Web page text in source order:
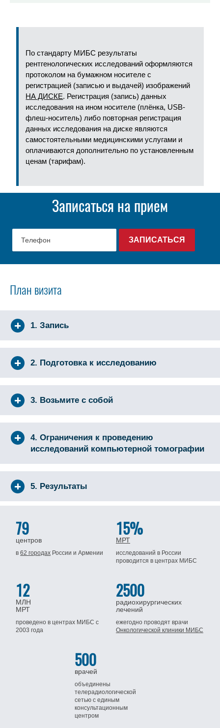
По стандарту МИБС результаты
рентгенологических исследований оформляются
протоколом на бумажном носителе с
регистрацией (записью и выдачей) изображений
НА ДИСКЕ. Регистрация (запись) данных
исследования на ином носителе (плёнка, USB-
флеш-носитель) либо повторная регистрация
данных исследования на диске являются
самостоятельными медицинскими услугами и
оплачиваются дополнительно по установленным
ценам (тарифам).
Записаться на прием
План визита
1. Запись
2. Подготовка к исследованию
3. Возьмите с собой
4. Ограничения к проведению
исследований компьютерной томографии
5. Результаты
79
центров
в62 городах Россиии Армении
15%
МРТ
исследований в России
проводится в центрах МИБС
12
МЛН
МРТ
проведено в центрах МИБСс
2003 года
2500
радиохирургических
лечений
ежегодно проводят врачи
Онкологической клиники МИБС
500
врачей
объединены
телерадиологической
сетью с единым
консультационным
центром